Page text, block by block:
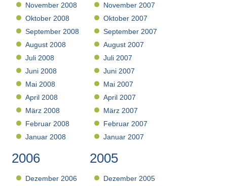
November 2008
Oktober 2008
September 2008
August 2008
Juli 2008
Juni 2008
Mai 2008
April 2008
März 2008
Februar 2008
Januar 2008
November 2007
Oktober 2007
September 2007
August 2007
Juli 2007
Juni 2007
Mai 2007
April 2007
März 2007
Februar 2007
Januar 2007
2006
Dezember 2006
2005
Dezember 2005